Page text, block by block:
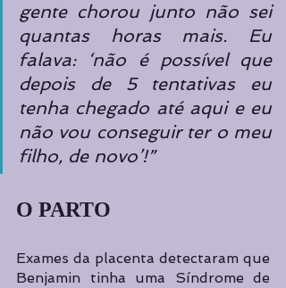
gente chorou junto não sei
quantas horas mais. Eu
falava: ‘não é possível que
depois de 5 tentativas eu
tenha chegado até aqui e eu
não vou conseguir ter o meu
filho, de novo’!”
O PARTO
Exames da placenta detectaram que
Benjamin tinha uma Síndrome de